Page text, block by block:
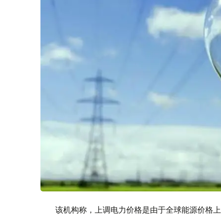
该机构称，上调电力价格是由于全球能源价格